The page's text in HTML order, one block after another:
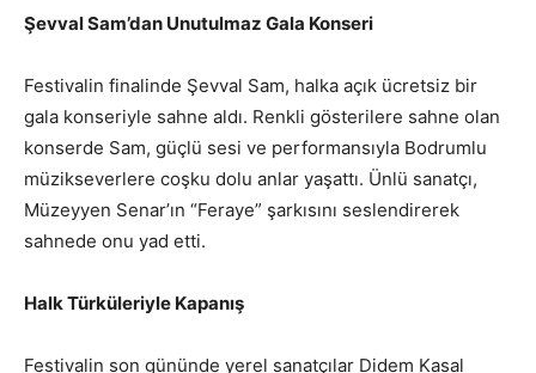
Şevval Sam’dan Unutulmaz Gala Konseri
Festivalin finalinde Şevval Sam, halka açık ücretsiz bir
gala konseriyle sahne aldı. Renkli gösterilere sahne olan
konserde Sam, güçlü sesi ve performansıyla Bodrumlu
müzikseverlere coşku dolu anlar yaşattı. Ünlü sanatçı,
Müzeyyen Senar’ın “Feraye” şarkısını seslendirerek
sahnede onu yad etti.
Halk Türküleriyle Kapanış
Festivalin son gününde yerel sanatçılar Didem Kasal